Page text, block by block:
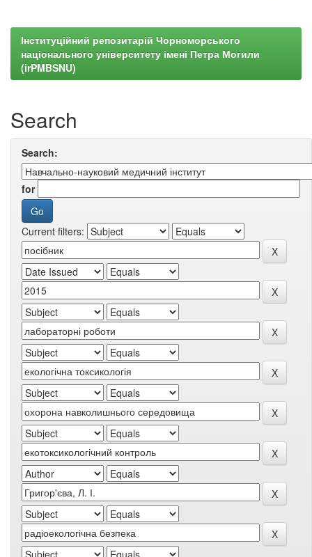
Інституційний репозитарій Чорноморського
національного університету імені Петра Могили
(irPMBSNU)
Search
Search:
for
Current filters: